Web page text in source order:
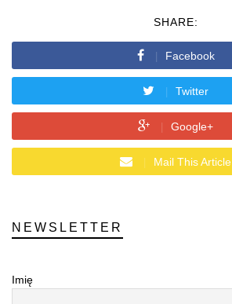
SHARE:
Facebook
Twitter
Google+
Mail This Article
NEWSLETTER
Imię